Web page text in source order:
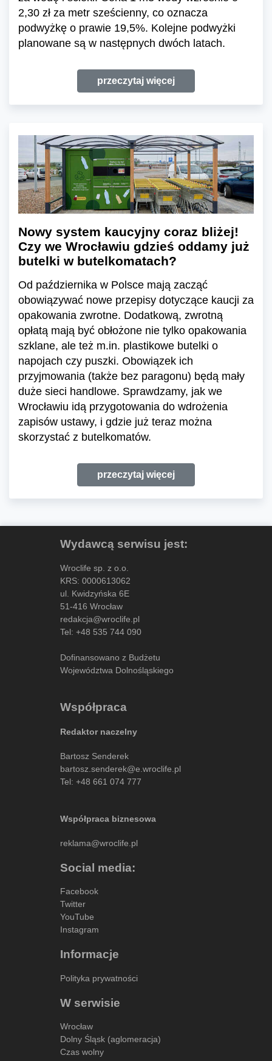
2,30 zł za metr sześcienny, co oznacza
podwyżkę o prawie 19,5%. Kolejne podwyżki
planowane są w następnych dwóch latach.
przeczytaj więcej
Nowy system kaucyjny coraz bliżej!
Czy we Wrocławiu gdzieś oddamy już
butelki w butelkomatach?
Od października w Polsce mają zacząć
obowiązywać nowe przepisy dotyczące kaucji za
opakowania zwrotne. Dodatkową, zwrotną
opłatą mają być obłożone nie tylko opakowania
szklane, ale też m.in. plastikowe butelki o
napojach czy puszki. Obowiązek ich
przyjmowania (także bez paragonu) będą mały
duże sieci handlowe. Sprawdzamy, jak we
Wrocławiu idą przygotowania do wdrożenia
zapisów ustawy, i gdzie już teraz można
skorzystać z butelkomatów.
przeczytaj więcej
Wydawcą serwisu jest:
Wroclife sp. z o.o.
KRS: 0000613062
ul. Kwidzyńska 6E
51-416 Wrocław
redakcja@wroclife.pl
Tel: +48 535 744 090
Dofinansowano z Budżetu
Województwa Dolnośląskiego
Współpraca
Redaktor naczelny
Bartosz Senderek
bartosz.senderek@e.wroclife.pl
Tel: +48 661 074 777
Współpraca biznesowa
reklama@wroclife.pl
Social media:
Facebook
Twitter
YouTube
Instagram
Informacje
Polityka prywatności
W serwisie
Wrocław
Dolny Śląsk (aglomeracja)
Czas wolny